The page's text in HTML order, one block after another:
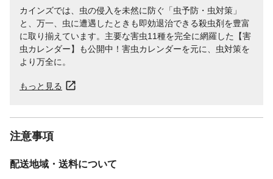
カインズでは、虫の侵入を未然に防ぐ「虫予防・虫対策」
と、万一、虫に遭遇したときも即効退治できる殺虫剤を豊富
に取り揃えています。主要な害虫11種を完全に網羅した【害
虫カレンダー】も公開中！害虫カレンダーを元に、虫対策を
より万全に。
もっと見る
注意事項
配送地域・送料について